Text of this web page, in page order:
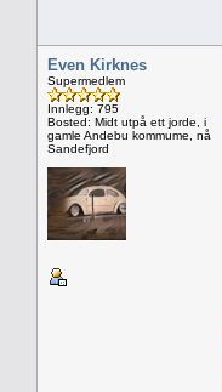
Even Kirknes
Supermedlem
Innlegg: 795
Bosted: Midt utpå ett jorde, i
gamle Andebu kommume, nå
Sandefjord